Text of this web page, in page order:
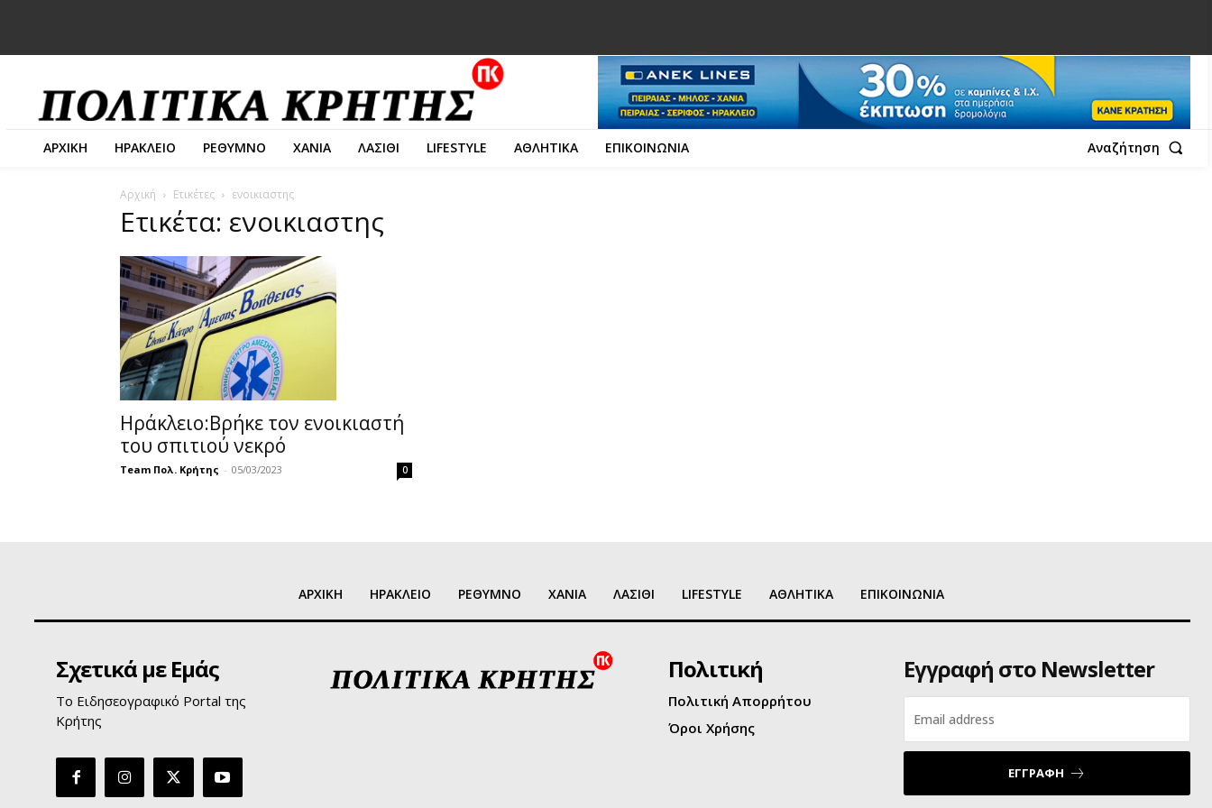
ΑΡΧΙΚΗ ΗΡΑΚΛΕΙΟ ΡΕΘΥΜΝΟ ΧΑΝΙΑ ΛΑΣΙΘΙ LIFESTYLE ΑΘΛΗΤΙΚΑ ΕΠΙΚΟΙΝΩΝΙΑ Αναζήτηση
Αρχική Ετικέτες ενοικιαστης
Ετικέτα: ενοικιαστης
Ηράκλειο:Βρήκε τον ενοικιαστή
του σπιτιού νεκρό
Team Πολ. Κρήτης - 05/03/2023 0
ΑΡΧΙΚΗ ΗΡΑΚΛΕΙΟ ΡΕΘΥΜΝΟ ΧΑΝΙΑ ΛΑΣΙΘΙ LIFESTYLE ΑΘΛΗΤΙΚΑ ΕΠΙΚΟΙΝΩΝΙΑ
Σχετικά με Εμάς
Το Ειδησεογραφικό Portal της
Κρήτης
Πολιτική
Πολιτική Απορρήτου
Όροι Χρήσης
Εγγραφή στο Newsletter
ΕΓΓΡΑΦΗ